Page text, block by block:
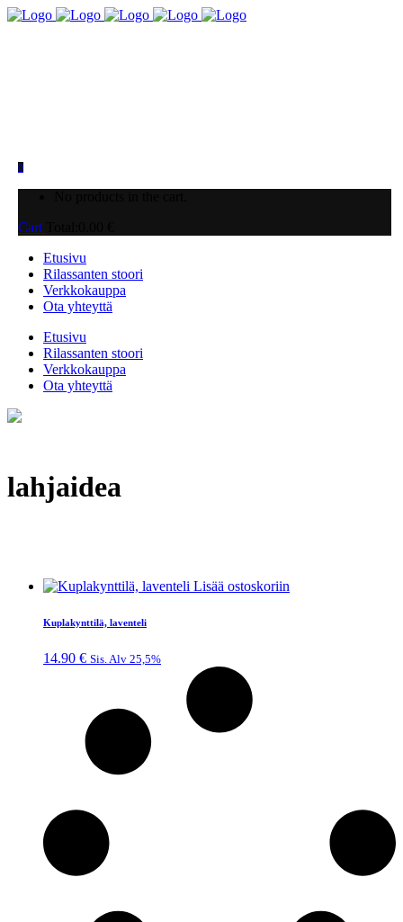
0
Cart
Etusivu
Rilassanten stoori
Verkkokauppa
Ota yhteyttä
Etusivu
Rilassanten stoori
Verkkokauppa
Ota yhteyttä
lahjaidea
Lisää ostoskoriin
Kuplakynttilä, laventeli
14.90 € Sis. Alv 25,5%